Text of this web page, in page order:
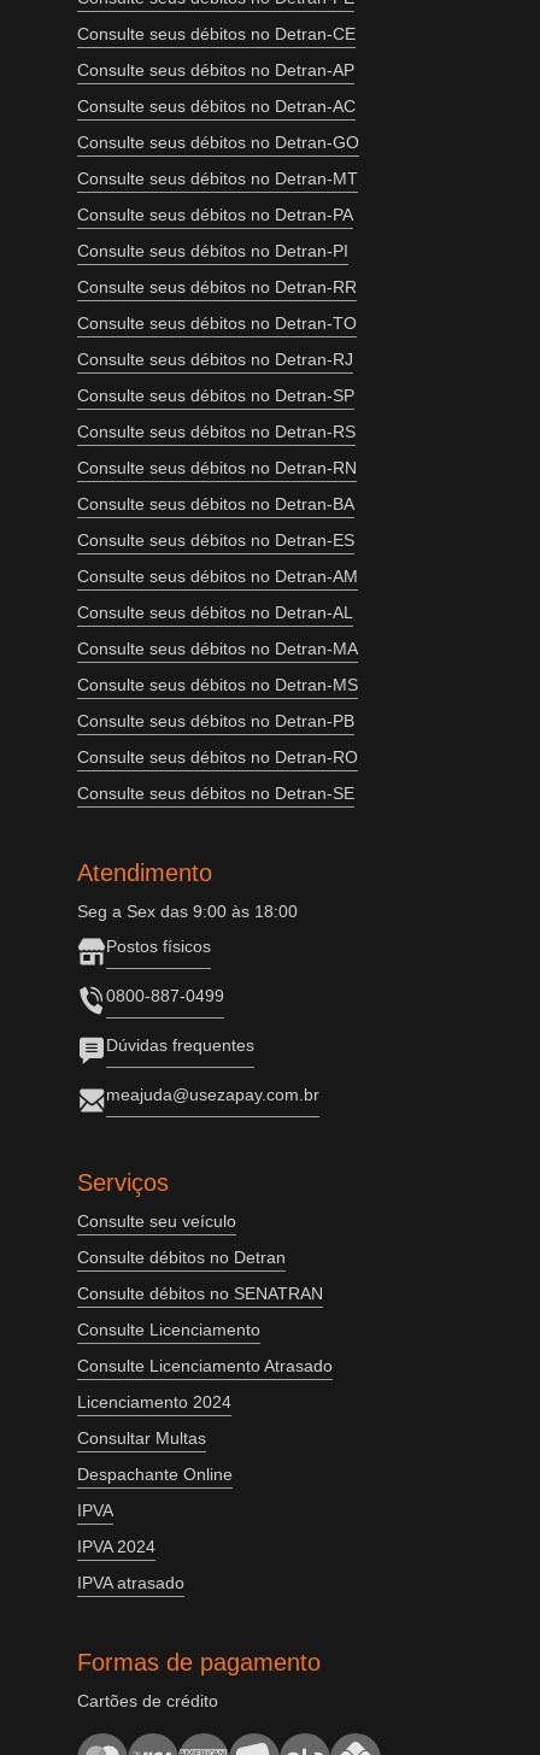
Consulte seus débitos no Detran-CE
Consulte seus débitos no Detran-AP
Consulte seus débitos no Detran-AC
Consulte seus débitos no Detran-GO
Consulte seus débitos no Detran-MT
Consulte seus débitos no Detran-PA
Consulte seus débitos no Detran-PI
Consulte seus débitos no Detran-RR
Consulte seus débitos no Detran-TO
Consulte seus débitos no Detran-RJ
Consulte seus débitos no Detran-SP
Consulte seus débitos no Detran-RS
Consulte seus débitos no Detran-RN
Consulte seus débitos no Detran-BA
Consulte seus débitos no Detran-ES
Consulte seus débitos no Detran-AM
Consulte seus débitos no Detran-AL
Consulte seus débitos no Detran-MA
Consulte seus débitos no Detran-MS
Consulte seus débitos no Detran-PB
Consulte seus débitos no Detran-RO
Consulte seus débitos no Detran-SE
Atendimento
Seg a Sex das 9:00 às 18:00
Postos físicos
0800-887-0499
Dúvidas frequentes
meajuda@usezapay.com.br
Serviços
Consulte seu veículo
Consulte débitos no Detran
Consulte débitos no SENATRAN
Consulte Licenciamento
Consulte Licenciamento Atrasado
Licenciamento 2024
Consultar Multas
Despachante Online
IPVA
IPVA 2024
IPVA atrasado
Formas de pagamento
Cartões de crédito